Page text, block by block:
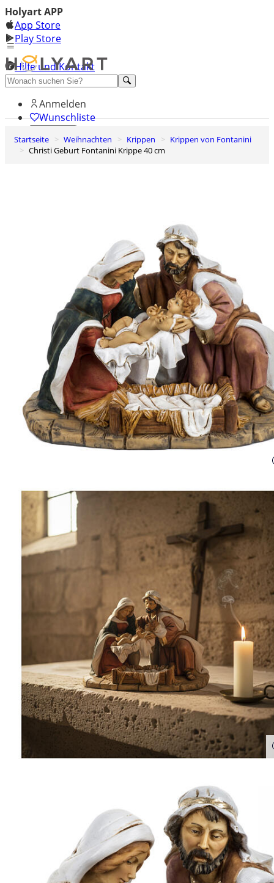
Holyart APP
App Store
Play Store
Hilfe und Kontakt
Entdecken Sie Premium
Anmelden
Wunschliste
0
Warenkorb
Startseite Weihnachten Krippen
Krippen von Fontanini
Christi Geburt Fontanini Krippe 40 cm